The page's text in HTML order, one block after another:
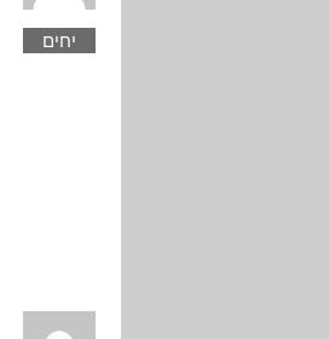
יחים